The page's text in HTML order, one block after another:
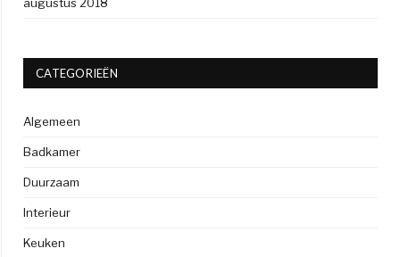
CATEGORIEËN
Algemeen
Badkamer
Duurzaam
Interieur
Keuken